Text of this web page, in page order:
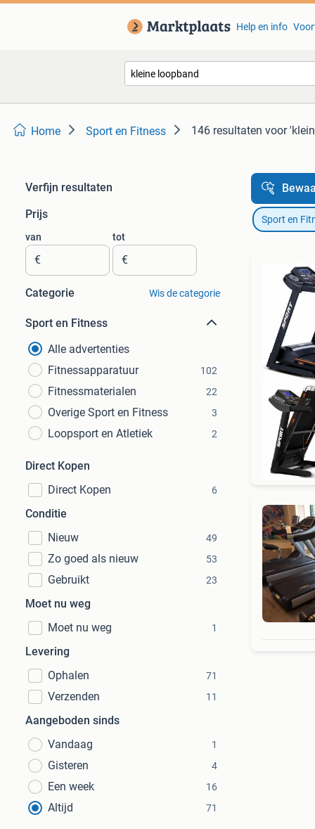
Help en info
Home Sport en Fitness 146 resultaten voor
Verfijn resultaten
Prijs
van
€
tot
€
Categorie Wis de categorie
Sport en Fitness
Alle advertenties
Fitnessapparatuur
102
Fitnessmaterialen 22
Overige Sport en Fitness 3
Loopsport en Atletiek 2
Direct Kopen
Direct Kopen
6
Conditie
Nieuw
49
Zo goed als nieuw 53
Gebruikt 23
Moet nu weg
Moet nu weg
1
Levering
Ophalen
71
Verzenden 11
Aangeboden sinds
Vandaag
1
Gisteren 4
Een week 16
Altijd 71
Sport en